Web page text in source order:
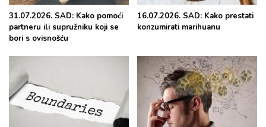
31.07.2026. SAD: Kako pomoći
partneru ili supružniku koji se
bori s ovisnošću
16.07.2026. SAD: Kako prestati
konzumirati marihuanu